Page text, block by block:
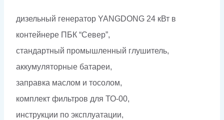
дизельный генератор YANGDONG 24 кВт в
контейнере ПБК “Север”,
стандартный промышленный глушитель,
аккумуляторные батареи,
заправка маслом и тосолом,
комплект фильтров для ТО-00,
инструкции по эксплуатации,